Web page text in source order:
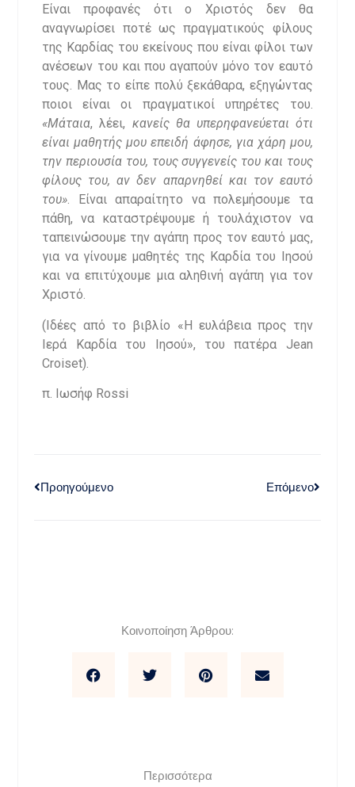
Είναι προφανές ότι ο Χριστός δεν θα
αναγνωρίσει ποτέ ως πραγματικούς φίλους
της Καρδίας του εκείνους που είναι φίλοι των
ανέσεων του και που αγαπούν μόνο τον εαυτό
τους. Μας το είπε πολύ ξεκάθαρα, εξηγώντας
ποιοι είναι οι πραγματικοί υπηρέτες του.
«Μάταια, λέει, κανείς θα υπερηφανεύεται ότι
είναι μαθητής μου επειδή άφησε, για χάρη μου,
την περιουσία του, τους συγγενείς του και τους
φίλους του, αν δεν απαρνηθεί και τον εαυτό
του». Είναι απαραίτητο να πολεμήσουμε τα
πάθη, να καταστρέψουμε ή τουλάχιστον να
ταπεινώσουμε την αγάπη προς τον εαυτό μας,
για να γίνουμε μαθητές της Καρδία του Ιησού
και να επιτύχουμε μια αληθινή αγάπη για τον
Χριστό.
(Ιδέες από το βιβλίο «Η ευλάβεια προς την
Ιερά Καρδία του Ιησού», του πατέρα Jean
Croiset).
π. Ιωσήφ Rossi
Προηγούμενο Επόμενο
Κοινοποίηση Άρθρου:
Περισσότερα